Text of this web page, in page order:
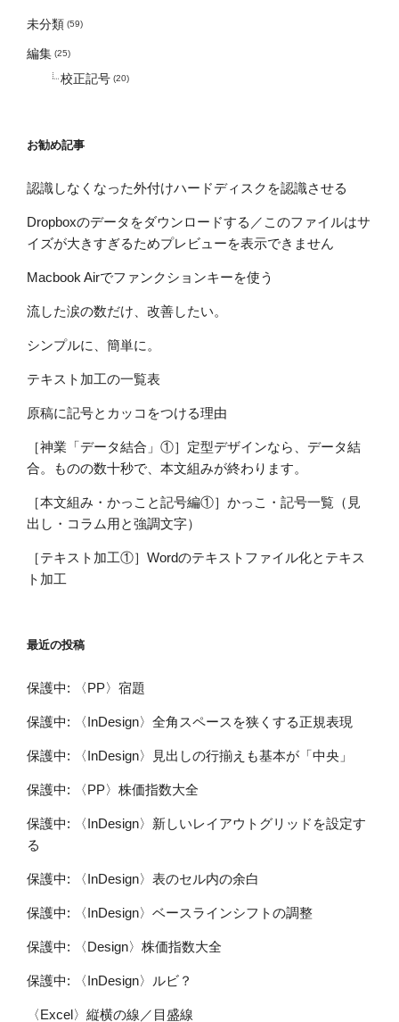
未分類 (59)
編集 (25)
校正記号 (20)
お勧め記事
認識しなくなった外付けハードディスクを認識させる
Dropboxのデータをダウンロードする／このファイルはサ
イズが大きすぎるためプレビューを表示できません
Macbook Airでファンクションキーを使う
流した涙の数だけ、改善したい。
シンプルに、簡単に。
テキスト加工の一覧表
原稿に記号とカッコをつける理由
［神業「データ結合」①］定型デザインなら、データ結
合。ものの数十秒で、本文組みが終わります。
［本文組み・かっこと記号編①］かっこ・記号一覧（見
出し・コラム用と強調文字）
［テキスト加工①］Wordのテキストファイル化とテキス
ト加工
最近の投稿
保護中: 〈PP〉宿題
保護中: 〈InDesign〉全角スペースを狭くする正規表現
保護中: 〈InDesign〉見出しの行揃えも基本が「中央」
保護中: 〈PP〉株価指数大全
保護中: 〈InDesign〉新しいレイアウトグリッドを設定す
る
保護中: 〈InDesign〉表のセル内の余白
保護中: 〈InDesign〉ベースラインシフトの調整
保護中: 〈Design〉株価指数大全
保護中: 〈InDesign〉ルビ？
〈Excel〉縦横の線／目盛線